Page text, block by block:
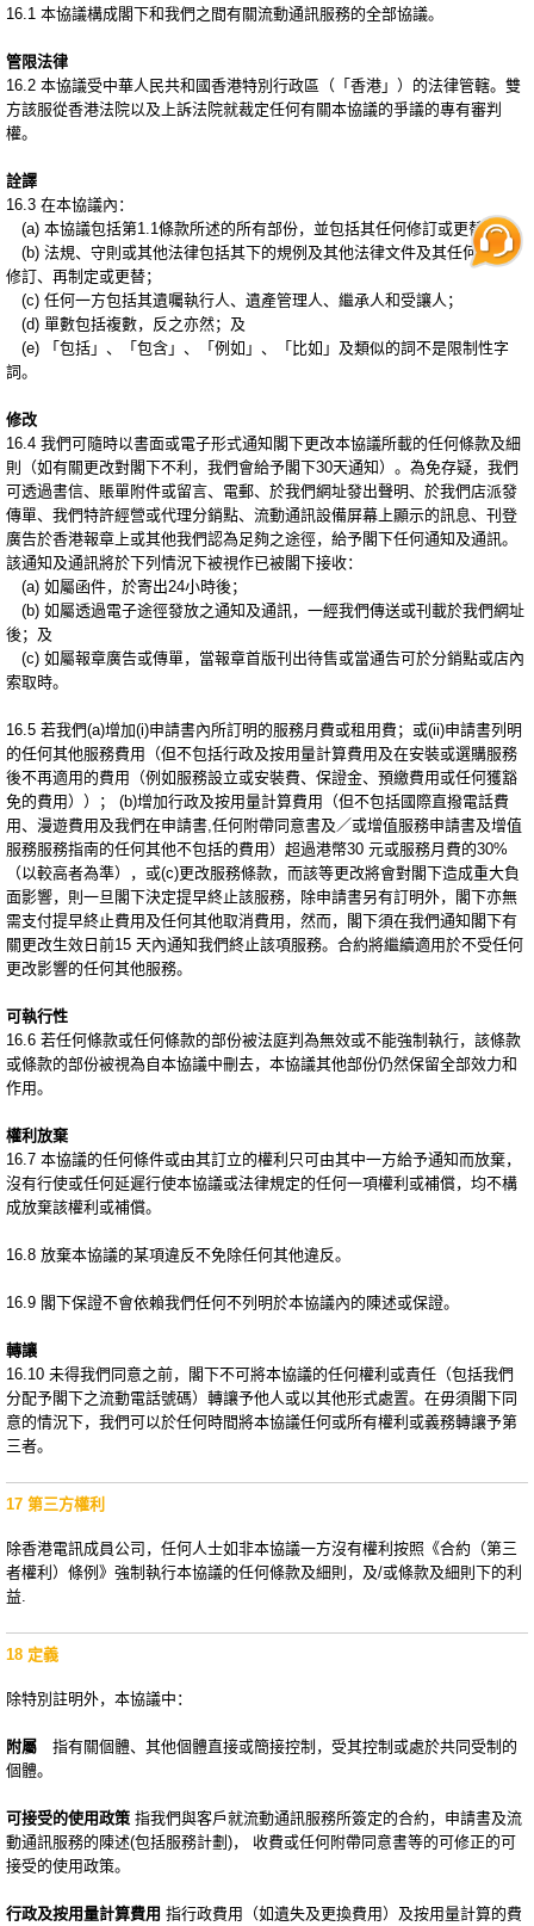
16.1 本協議構成閣下和我們之間有關流動通訊服務的全部協議。
管限法律
16.2 本協議受中華人民共和國香港特別行政區（「香港」）的法律管轄。雙
方該服從香港法院以及上訴法院就裁定任何有關本協議的爭議的專有審判
權。
詮譯
16.3 在本協議內：
(a) 本協議包括第1.1條款所述的所有部份，並包括其任何修訂或更替；
(b) 法規、守則或其他法律包括其下的規例及其他法律文件及其任何合併、
修訂、再制定或更替；
(c) 任何一方包括其遺囑執行人、遺產管理人、繼承人和受讓人；
(d) 單數包括複數，反之亦然；及
(e) 「包括」、「包含」、「例如」、「比如」及類似的詞不是限制性字
詞。
修改
16.4 我們可隨時以書面或電子形式通知閣下更改本協議所載的任何條款及細
則（如有關更改對閣下不利，我們會給予閣下30天通知）。為免存疑，我們
可透過書信、賬單附件或留言、電郵、於我們網址發出聲明、於我們店派發
傳單、我們特許經營或代理分銷點、流動通訊設備屏幕上顯示的訊息、刊登
廣告於香港報章上或其他我們認為足夠之途徑，給予閣下任何通知及通訊。
該通知及通訊將於下列情況下被視作已被閣下接收：
(a) 如屬函件，於寄出24小時後；
(b) 如屬透過電子途徑發放之通知及通訊，一經我們傳送或刊載於我們網址
後；及
(c) 如屬報章廣告或傳單，當報章首版刊出待售或當通告可於分銷點或店內
索取時。
16.5 若我們(a)增加(i)申請書內所訂明的服務月費或租用費；或(ii)申請書列明
的任何其他服務費用（但不包括行政及按用量計算費用及在安裝或選購服務
後不再適用的費用（例如服務設立或安裝費、保證金、預繳費用或任何獲豁
免的費用））； (b)增加行政及按用量計算費用（但不包括國際直撥電話費
用、漫遊費用及我們在申請書,任何附帶同意書及／或增值服務申請書及增值
服務服務指南的任何其他不包括的費用）超過港幣30 元或服務月費的30%
（以較高者為準），或(c)更改服務條款，而該等更改將會對閣下造成重大負
面影響，則一旦閣下決定提早終止該服務，除申請書另有訂明外，閣下亦無
需支付提早終止費用及任何其他取消費用，然而，閣下須在我們通知閣下有
關更改生效日前15 天內通知我們終止該項服務。合約將繼續適用於不受任何
更改影響的任何其他服務。
可執行性
16.6 若任何條款或任何條款的部份被法庭判為無效或不能強制執行，該條款
或條款的部份被視為自本協議中刪去，本協議其他部份仍然保留全部效力和
作用。
權利放棄
16.7 本協議的任何條件或由其訂立的權利只可由其中一方給予通知而放棄，
沒有行使或任何延遲行使本協議或法律規定的任何一項權利或補償，均不構
成放棄該權利或補償。
16.8 放棄本協議的某項違反不免除任何其他違反。
16.9 閣下保證不會依賴我們任何不列明於本協議內的陳述或保證。
轉讓
16.10 未得我們同意之前，閣下不可將本協議的任何權利或責任（包括我們
分配予閣下之流動電話號碼）轉讓予他人或以其他形式處置。在毋須閣下同
意的情況下，我們可以於任何時間將本協議任何或所有權利或義務轉讓予第
三者。
17 第三方權利
除香港電訊成員公司，任何人士如非本協議一方沒有權利按照《合約（第三
者權利）條例》強制執行本協議的任何條款及細則，及/或條款及細則下的利
益.
18 定義
除特別註明外，本協議中：
附屬 指有關個體、其他個體直接或簡接控制，受其控制或處於共同受制的
個體。
可接受的使用政策 指我們與客戶就流動通訊服務所簽定的合約，申請書及流
動通訊服務的陳述(包括服務計劃)， 收費或任何附帶同意書等的可修正的可
接受的使用政策。
行政及按用量計算費用 指行政費用（如遺失及更換費用）及按用量計算的費